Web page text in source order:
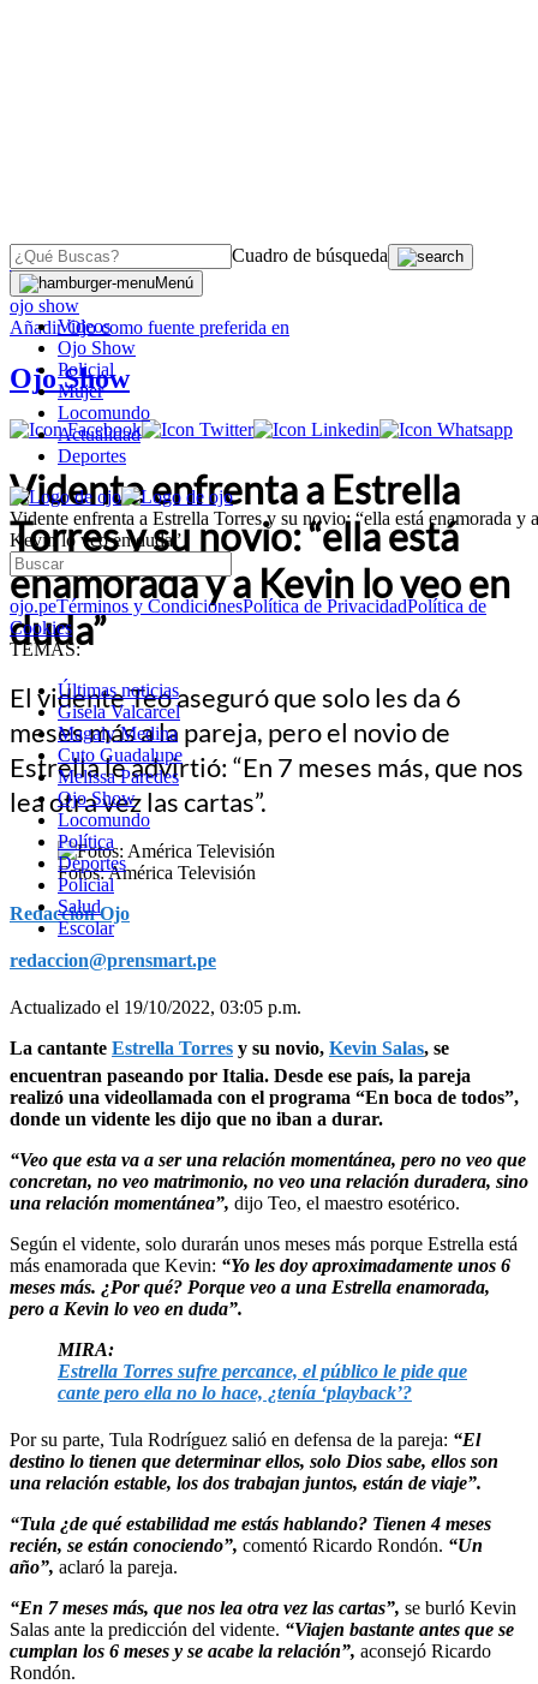
Cuadro de búsqueda
Menú
Videos
Ojo Show
Policial
Mujer
Locomundo
Actualidad
Deportes
Vidente enfrenta a Estrella Torres y su novio: “ella está enamorada y a
Kevin lo veo en duda”
ojo.peTérminos y CondicionesPolítica de PrivacidadPolítica de
Cookies
TEMAS:
Últimas noticias
Gisela Valcarcel
Magaly Medina
Cuto Guadalupe
Melissa Paredes
Ojo Show
Locomundo
Política
Deportes
Policial
Salud
Escolar
OJO
ojo show
AñadirOjocomo fuente preferida en
Ojo Show
Vidente enfrenta a Estrella
Torres y su novio: “ella está
enamorada y a Kevin lo veo en
duda”
El vidente Teo aseguró que solo les da 6
meses más a la pareja, pero el novio de
Estrella le advirtió: “En 7 meses más, que nos
lea otra vez las cartas”.
Fotos: América Televisión
Redacción Ojo
redaccion@prensmart.pe
Actualizado el 19/10/2022, 03:05 p.m.
La cantante Estrella Torres y su novio, Kevin Salas, se
encuentran paseando por Italia. Desde ese país, la pareja
realizó una videollamada con el programa “En boca de todos”,
donde un vidente les dijo que no iban a durar.
“Veo que esta va a ser una relación momentánea, pero no veo que
concretan, no veo matrimonio, no veo una relación duradera, sino
una relación momentánea”, dijo Teo, el maestro esotérico.
Según el vidente, solo durarán unos meses más porque Estrella está
más enamorada que Kevin: “Yo les doy aproximadamente unos 6
meses más. ¿Por qué? Porque veo a una Estrella enamorada,
pero a Kevin lo veo en duda”.
MIRA:
Estrella Torres sufre percance, el público le pide que
cante pero ella no lo hace, ¿tenía ‘playback’?
Por su parte, Tula Rodríguez salió en defensa de la pareja: “El
destino lo tienen que determinar ellos, solo Dios sabe, ellos son
una relación estable, los dos trabajan juntos, están de viaje”.
“Tula ¿de qué estabilidad me estás hablando? Tienen 4 meses
recién, se están conociendo”, comentó Ricardo Rondón. “Un
año”, aclaró la pareja.
“En 7 meses más, que nos lea otra vez las cartas”, se burló Kevin
Salas ante la predicción del vidente. “Viajen bastante antes que se
cumplan los 6 meses y se acabe la relación”, aconsejó Ricardo
Rondón.